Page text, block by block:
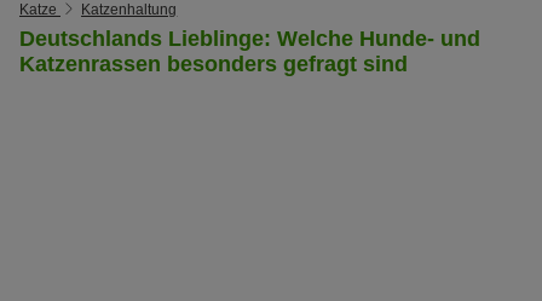
Katze Katzenhaltung
Deutschlands Lieblinge: Welche Hunde- und
Katzenrassen besonders gefragt sind